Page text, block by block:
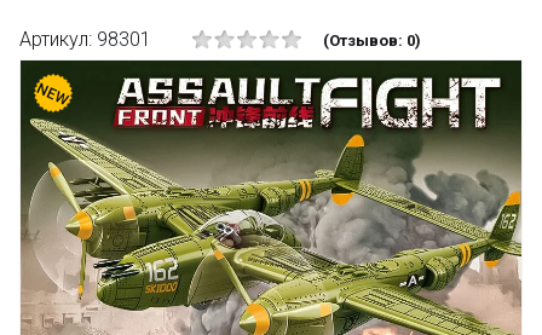
Артикул: 98301 (Отзывов: 0)